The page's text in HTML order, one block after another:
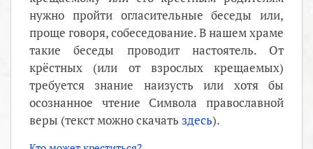
нужно пройти огласительные беседы или,
проще говоря, собеседование. В нашем храме
такие беседы проводит настоятель. От
крёстных (или от взрослых крещаемых)
требуется знание наизусть или хотя бы
осознанное чтение Символа православной
веры (текст можно скачать здесь).